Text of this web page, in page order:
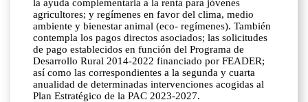
la ayuda complementaria a la renta para jóvenes
agricultores; y regímenes en favor del clima, medio
ambiente y bienestar animal (eco- regímenes). También
contempla los pagos directos asociados; las solicitudes
de pago establecidos en función del Programa de
Desarrollo Rural 2014-2022 financiado por FEADER;
así como las correspondientes a la segunda y cuarta
anualidad de determinadas intervenciones acogidas al
Plan Estratégico de la PAC 2023-2027.